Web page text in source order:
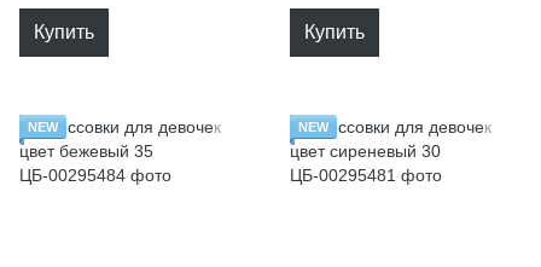
Купить Купить
NEW NEW